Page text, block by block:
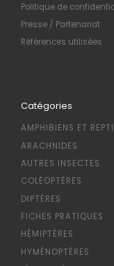
Politique de
Presse / Partenariat
Références utilisées
Catégories
AMPHIBIENS ET
ARACHNIDES
AUTRES INSECTES
COLÉOPTÈRES
DIPTÈRES
FICHES PRATIQUES
HÉMIPTÈRES
HYMÉNOPTÈRES